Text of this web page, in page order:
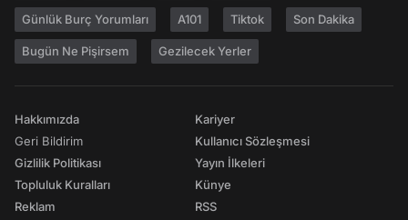
Günlük Burç Yorumları A101 Tiktok Son Dakika
Bugün Ne Pişirsem Gezilecek Yerler
Hakkımızda
Geri Bildirim
Gizlilik Politikası
Topluluk Kuralları
Reklam
Kariyer
Kullanıcı Sözleşmesi
Yayın İlkeleri
Künye
RSS